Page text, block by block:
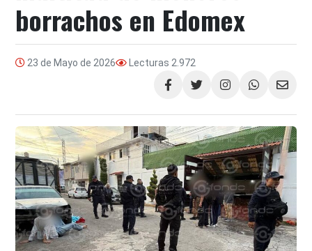
borrachos en Edomex
23 de Mayo de 2026 Lecturas 2.972
Compartir